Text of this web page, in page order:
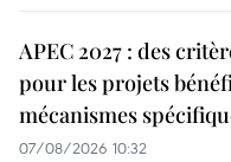
APEC 2027 : des
pour les projets
mécanismes
07/08/2026 10:32